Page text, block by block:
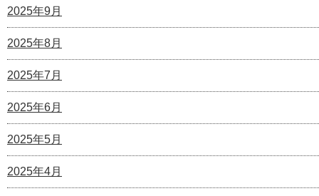
2025年9月
2025年8月
2025年7月
2025年6月
2025年5月
2025年4月